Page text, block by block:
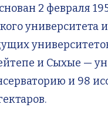
2 февраля
и Сыхые —
и 98